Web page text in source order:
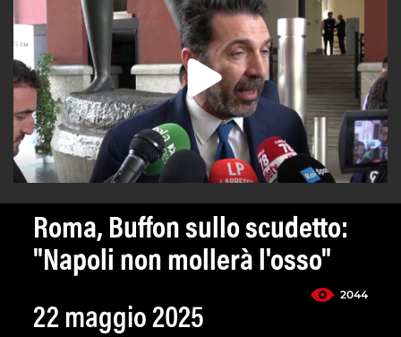
Roma, Buffon sullo scudetto:
"Napoli non mollerà l'osso"
2044
22 maggio 2025